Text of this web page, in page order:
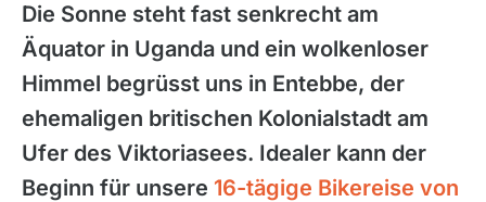
Die Sonne steht fast senkrecht am
Äquator in Uganda und ein wolkenloser
Himmel begrüsst uns in Entebbe, der
ehemaligen britischen Kolonialstadt am
Ufer des Viktoriasees. Idealer kann der
Beginn für unsere 16-tägige Bikereise von